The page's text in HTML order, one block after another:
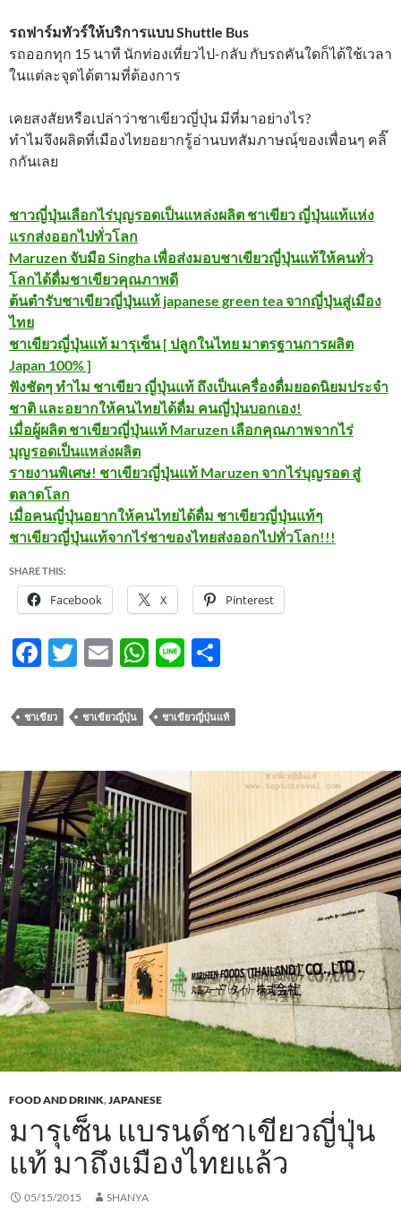
รถฟาร์มทัวร์ให้บริการแบบ Shuttle Bus
รถออกทุก 15 นาที นักท่องเที่ยวไป-กลับ กับรถคันใดก็ได้ใช้เวลา
ในแต่ละจุดได้ตามที่ต้องการ
เคยสงสัยหรือเปล่าว่าชาเขียวญี่ปุ่น มีที่มาอย่างไร?
ทำไมจึงผลิตที่เมืองไทยอยากรู้อ่านบทสัมภาษณฺ์ของเพื่อนๆ คลิ๊
กกันเลย
ชาวญี่ปุ่นเลือกไร่บุญรอดเป็นแหล่งผลิต ชาเขียว ญี่ปุ่นแท้แห่ง
แรกส่งออกไปทั่วโลก
Maruzen จับมือ Singha เพื่อส่งมอบชาเขียวญี่ปุ่นแท้ให้คนทั่ว
โลกได้ดื่มชาเขียวคุณภาพดี
ต้นตำรับชาเขียวญี่ปุ่นแท้ japanese green tea จากญี่ปุ่นสู่เมือง
ไทย
ชาเขียวญี่ปุ่นแท้ มารุเซ็น [ ปลูกในไทย มาตรฐานการผลิต
Japan 100% ]
ฟังชัดๆ ทำไม ชาเขียว ญี่ปุ่นแท้ ถึงเป็นเครื่องดื่มยอดนิยมประจำ
ชาติ และอยากให้คนไทยได้ดื่ม คนญี่ปุ่นบอกเอง!
เมื่อผู้ผลิต ชาเขียวญี่ปุ่นแท้ Maruzen เลือกคุณภาพจากไร่
บุญรอดเป็นแหล่งผลิต
รายงานพิเศษ! ชาเขียวญี่ปุ่นแท้ Maruzen จากไร่บุญรอด สู่
ตลาดโลก
เมื่อคนญี่ปุ่นอยากให้คนไทยได้ดื่ม ชาเขียวญี่ปุ่นแท้ๆ
ชาเขียวญี่ปุ่นแท้จากไร่ชาของไทยส่งออกไปทั่วโลก!!!
SHARE THIS:
Facebook X Pinterest
F
e
b
o
o
k
T
itt
er
E
ail
W
at
s
p
p
Li
e ar
e
ชาเขียว ชาเขียวญี่ปุ่น ชาเขียวญี่ปุ่นแท้
FOOD AND DRINK,JAPANESE
มารุเซ็น แบรนด์ชาเขียวญี่ปุ่น
แท้ มาถึงเมืองไทยแล้ว
05/15/2015 SHANYA